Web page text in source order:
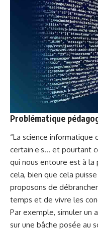
Problématique
“La science informatique
certain·e·s… et pourtant
qui nous entoure est à
cela, bien que cela
proposons de
temps et de vivre les
Par exemple, simuler un
sur une bâche posée au